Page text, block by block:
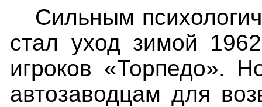
Сильным
стал уход зимой
игроков «Торпедо».
автозаводцам для